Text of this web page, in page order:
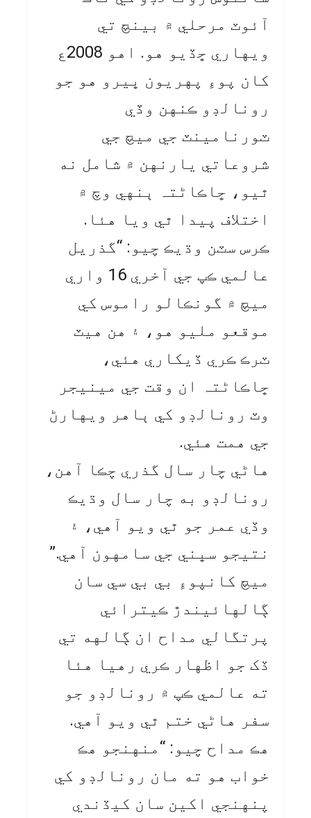
آئوٽ مرحلي ۾ بينچ تي
ويهاري ڇڏيو هو. اهو 2008ع
کان پوءِ پهريون ڀيرو هو جو
رونالڊو ڪنهن وڏي
ٽورنامينٽ جي ميچ جي
شروعاتي يارنهن ۾ شامل نه
ٿيو، ڇاڪاڻ⁠تہ ٻنهي وچ ۾
اختلاف پيدا ٿي ويا هئا.
ڪرس سٽن وڌيڪ چيو: “گذريل
عالمي ڪپ جي آخري 16 واري
ميچ ۾ گونڪالو راموس کي
موقعو مليو هو، ۽ هن هيٽ
ٽرڪ ڪري ڏيکاري هئي،
ڇاڪاڻ⁠تہ ان وقت جي مينيجر
وٽ رونالڊو کي ٻاهر ويهارڻ
جي همت هئي.
هاڻي چار سال گذري چڪا آهن،
رونالڊو به چار سال وڌيڪ
وڏي عمر جو ٿي ويو آهي، ۽
نتيجو سڀني جي سامهون آهي.”
ميچ کانپوءِ بي بي سي سان
ڳالهائيندڙ ڪيترائي
پرتگالي مداح ان ڳالهه تي
ڏک جو اظهار ڪري رهيا هئا
ته عالمي ڪپ ۾ رونالڊو جو
سفر هاڻي ختم ٿي ويو آهي.
هڪ مداح چيو: “منهنجو هڪ
خواب هو ته مان رونالڊو کي
پنهنجي اکين سان کيڏندي